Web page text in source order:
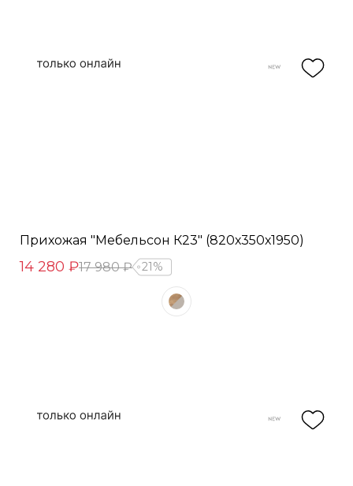
Прихожая "Мебельсон К23" (820х350х1950)
14 280 ₽17 980 ₽ 21%